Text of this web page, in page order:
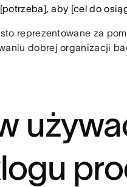
aby [cel do
reprezentowane za
dobrej organizacji